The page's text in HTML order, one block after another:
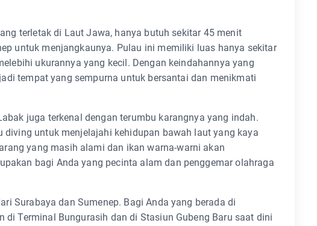
terletak di Laut Jawa, hanya butuh sekitar 45 menit
untuk menjangkaunya. Pulau ini memiliki luas hanya sekitar
ukurannya yang kecil. Dengan keindahannya yang
tempat yang sempurna untuk bersantai dan menikmati
juga terkenal dengan terumbu karangnya yang indah.
untuk menjelajahi kehidupan bawah laut yang kaya
yang masih alami dan ikan warna-warni akan
bagi Anda yang pecinta alam dan penggemar olahraga
Surabaya dan Sumenep. Bagi Anda yang berada di
di Terminal Bungurasih dan di Stasiun Gubeng Baru saat dini